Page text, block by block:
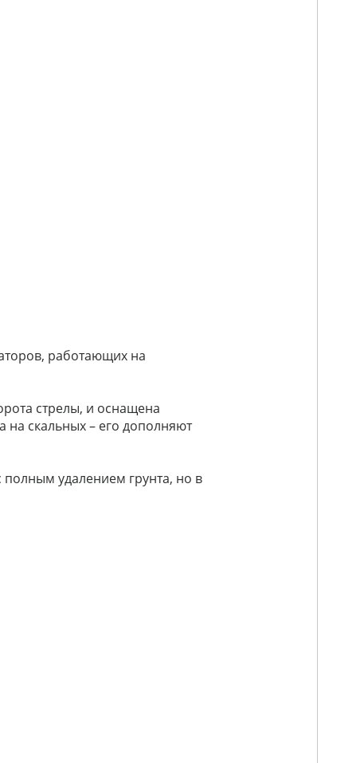
работающих на
стрелы, и оснащена
на скальных – его дополняют
полным удалением грунта, но в